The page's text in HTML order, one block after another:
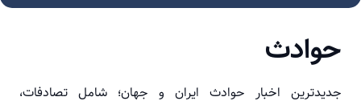
حوادث
جدیدترین اخبار حوادث ایران و جهان؛ شامل تصادفات،